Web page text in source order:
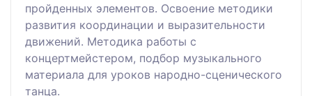
пройденных элементов. Освоение методики
развития координации и выразительности
движений. Методика работы с
концертмейстером, подбор музыкального
материала для уроков народно-сценического
танца.